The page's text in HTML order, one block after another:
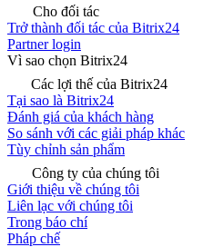
Cho đối tác
Trở thành đối tác của Bitrix24
Partner login
Vì sao chọn Bitrix24
Các lợi thế của Bitrix24
Tại sao là Bitrix24
Đánh giá của khách hàng
So sánh với các giải pháp khác
Tùy chỉnh sản phẩm
Công ty của chúng tôi
Giới thiệu về chúng tôi
Liên lạc với chúng tôi
Trong báo chí
Pháp chế